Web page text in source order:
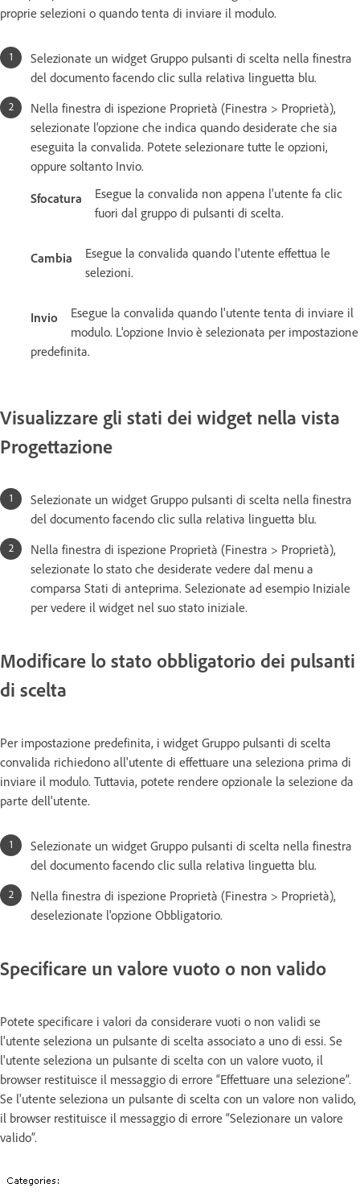
proprie selezioni o quando tenta di inviare il modulo.
Selezionate un widget Gruppo pulsanti di scelta nella finestra
del documento facendo clic sulla relativa linguetta blu.
Nella finestra di ispezione Proprietà (Finestra > Proprietà),
selezionate l'opzione che indica quando desiderate che sia
eseguita la convalida. Potete selezionare tutte le opzioni,
oppure soltanto Invio.
Sfocatura
Esegue la convalida non appena l'utente fa clic
fuori dal gruppo di pulsanti di scelta.
Cambia
Esegue la convalida quando l'utente effettua le
selezioni.
Invio
Esegue la convalida quando l'utente tenta di inviare il
modulo. L'opzione Invio è selezionata per impostazione
predefinita.
Visualizzare gli stati dei widget nella vista
Progettazione
Selezionate un widget Gruppo pulsanti di scelta nella finestra
del documento facendo clic sulla relativa linguetta blu.
Nella finestra di ispezione Proprietà (Finestra > Proprietà),
selezionate lo stato che desiderate vedere dal menu a
comparsa Stati di anteprima. Selezionate ad esempio Iniziale
per vedere il widget nel suo stato iniziale.
Modificare lo stato obbligatorio dei pulsanti
di scelta
Per impostazione predefinita, i widget Gruppo pulsanti di scelta
convalida richiedono all'utente di effettuare una seleziona prima di
inviare il modulo. Tuttavia, potete rendere opzionale la selezione da
parte dell'utente.
Selezionate un widget Gruppo pulsanti di scelta nella finestra
del documento facendo clic sulla relativa linguetta blu.
Nella finestra di ispezione Proprietà (Finestra > Proprietà),
deselezionate l'opzione Obbligatorio.
Specificare un valore vuoto o non valido
Potete specificare i valori da considerare vuoti o non validi se
l'utente seleziona un pulsante di scelta associato a uno di essi. Se
l'utente seleziona un pulsante di scelta con un valore vuoto, il
browser restituisce il messaggio di errore “Effettuare una selezione”.
Se l'utente seleziona un pulsante di scelta con un valore non valido,
il browser restituisce il messaggio di errore “Selezionare un valore
valido”.